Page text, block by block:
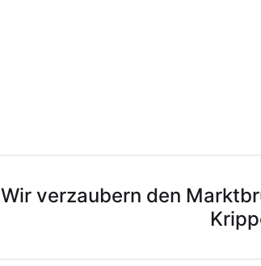
Wir verzaubern den